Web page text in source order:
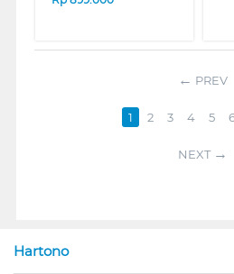
PREV
1 2 3 4 5
NEXT
Hartono